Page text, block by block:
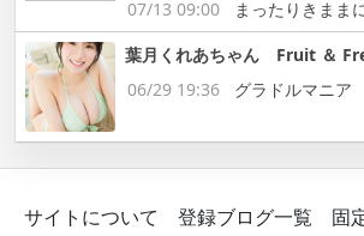
07/13 09:00
まったりきまま
葉月くれあちゃん Fruit ＆
06/29 19:36
グラドルマニア
サイトについて 登録ブログ一覧
固